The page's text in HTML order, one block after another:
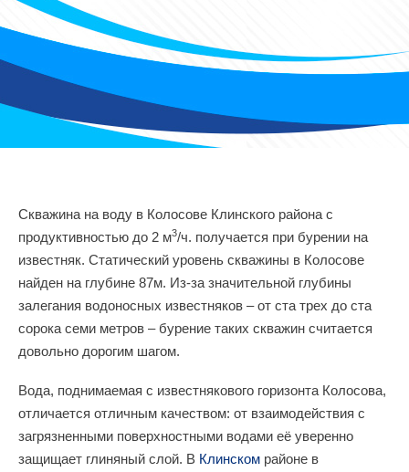
Скважина на воду в Колосове Клинского района с
продуктивностью до 2 м3/ч. получается при бурении на
известняк. Статический уровень скважины в Колосове
найден на глубине 87м. Из-за значительной глубины
залегания водоносных известняков – от ста трех до ста
сорока семи метров – бурение таких скважин считается
довольно дорогим шагом.
Вода, поднимаемая с известнякового горизонта Колосова,
отличается отличным качеством: от взаимодействия с
загрязненными поверхностными водами её уверенно
защищает глиняный слой. В Клинском районе в